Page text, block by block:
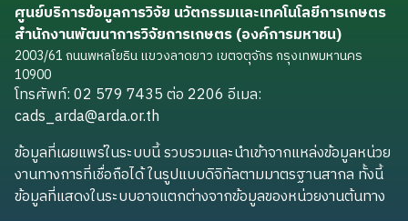
ศูนย์บริการข้อมูลการวิจัย นวัตกรรมและเทคโนโลยีการเกษตร
สำนักงานพัฒนาการวิจัยการเกษตร (องค์การมหาชน)
2003/61 ถนนพหลโยธิน แขวงลาดยาว เขตจตุจักร กรุงเทพมหานคร
10900
โทรศัพท์: 02 579 7435 ต่อ 2206 อีเมล:
cads_arda@arda.or.th
ข้อมูลที่เผยแพร่ในระบบนี้ รวบรวมและนำเข้าจากแหล่งข้อมูลหน่วย
งานทางการที่เชื่อถือได้ ในรูปแบบดิจิทัลตามมาตรฐานสากล ทั้งนี้
ข้อมูลที่แสดงในระบบอาจแตกต่างจากข้อมูลของหน่วยงานต้นทาง